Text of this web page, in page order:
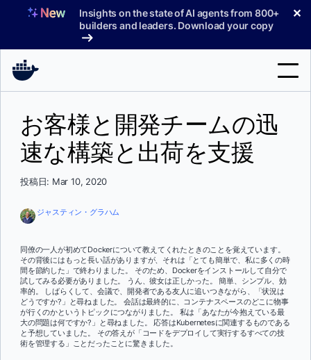
へ
Insights on the state of AI agents from 800+
builders and leaders. Download your copy
✕
製品
ドキュメント
索
サインイン
お客様と開発チームの迅
速な構築と出荷を支援
投稿日: Mar 10, 2020
ジャスティン・グラハム
同僚の一人が初めてDockerについて教えてくれたときのことを覚えています。
その背後にはもっと長い話がありますが、それは「とても簡単で、私に多くの時
間を節約した」で終わりました。 そのため、Dockerをインストールして自分で
試してみる必要がありました。 うん、彼女は正しかった。 簡単、シンプル、効
率的。 しばらくして、会議で、開発者である友人に追いつきながら、「状況は
どうですか?」と尋ねました。 会話は最終的に、コンテナスペースのどこに物事
が行くのかというトピックにつながりました。 私は「あなたが今抱えている最
大の問題は何ですか?」と尋ねました。 応答はKubernetesに関連するものである
と予想していました。 その答えが「コードをデプロイして実行するすべての技
術を管理する」ことだったことに驚きました。